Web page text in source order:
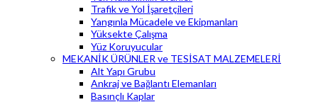
Trafik ve Yol İşaretçileri
Yangınla Mücadele ve Ekipmanları
Yüksekte Çalışma
Yüz Koruyucular
MEKANİK ÜRÜNLER ve TESİSAT MALZEMELERİ
Alt Yapı Grubu
Ankraj ve Bağlantı Elemanları
Basınçlı Kaplar